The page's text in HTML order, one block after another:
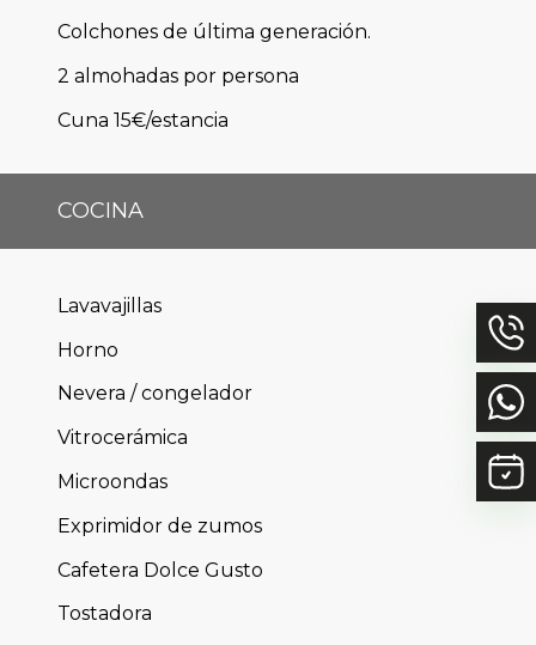
Colchones de última generación.
2 almohadas por persona
Cuna 15€/estancia
COCINA
Lavavajillas
Horno
Nevera / congelador
Vitrocerámica
Microondas
Exprimidor de zumos
Cafetera Dolce Gusto
Tostadora